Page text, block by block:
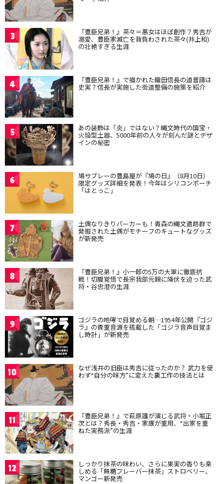
3 『豊臣兄弟！』茶々＝悪女はほぼ創作？秀吉が
溺愛、豊臣家滅亡を背負わされた茶々(井上和)
の壮絶すぎる生涯
4 『豊臣兄弟！』で描かれた織田信長の道普請は
史実？信長が実施した街道整備の施策を紹介
5 あの装飾は「炎」ではない？縄文時代の国宝・
火焔型土器、5000年前の人々が刻んだ謎とデザ
インの秘密
6 鳩サブレーの豊島屋が『鳩の日』（8月10日）
限定グッズ詳細を発表！今年はシリコンポーチ
「はとっこ」
7 土偶なりきりパーカーも！青森の縄文遺跡群で
発掘された土偶がモチーフのキュートなグッズ
が新発売
8 『豊臣兄弟！』小一郎の5万の大軍に徹底抗
戦！切腹覚悟で長宗我部元親に降伏を迫った武
将・谷忠澄の生涯
9 ゴジラの咆哮で目覚める朝…1954年公開『ゴジ
ラ』の貴重音源を搭載した「ゴジラ音声目覚ま
し時計」が新発売
10 なぜ浅井の旧臣は秀吉に従ったのか？ 武力を使
わず“自分の味方”に変えた裏工作の技法とは
11 『豊臣兄弟！』で萩原護が演じる武将・小堀正
次とは？秀長・秀吉・家康が重用、“出家を重
ねた実務派”の生涯
12 しっかり抹茶の味わい、さらに果実の香りも楽
しめる「無糖フレーバー抹茶」ストロベリー、
マンゴー新発売